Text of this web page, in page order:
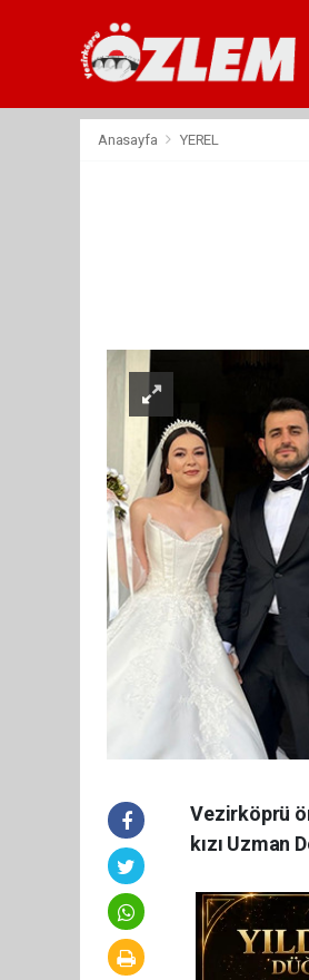
Anasayfa YEREL
Vezirköprü
kızı Uzman